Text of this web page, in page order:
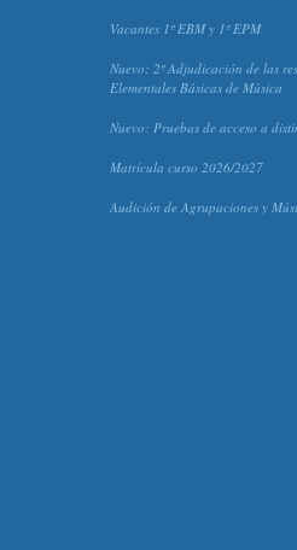
Vacantes 1º EBM y 1º EPM
Nuevo: 2º Adjudicación de las
Elementales Básicas de Música
Nuevo: Pruebas de acceso a
Matrícula curso 2026/2027
Audición de Agrupaciones y